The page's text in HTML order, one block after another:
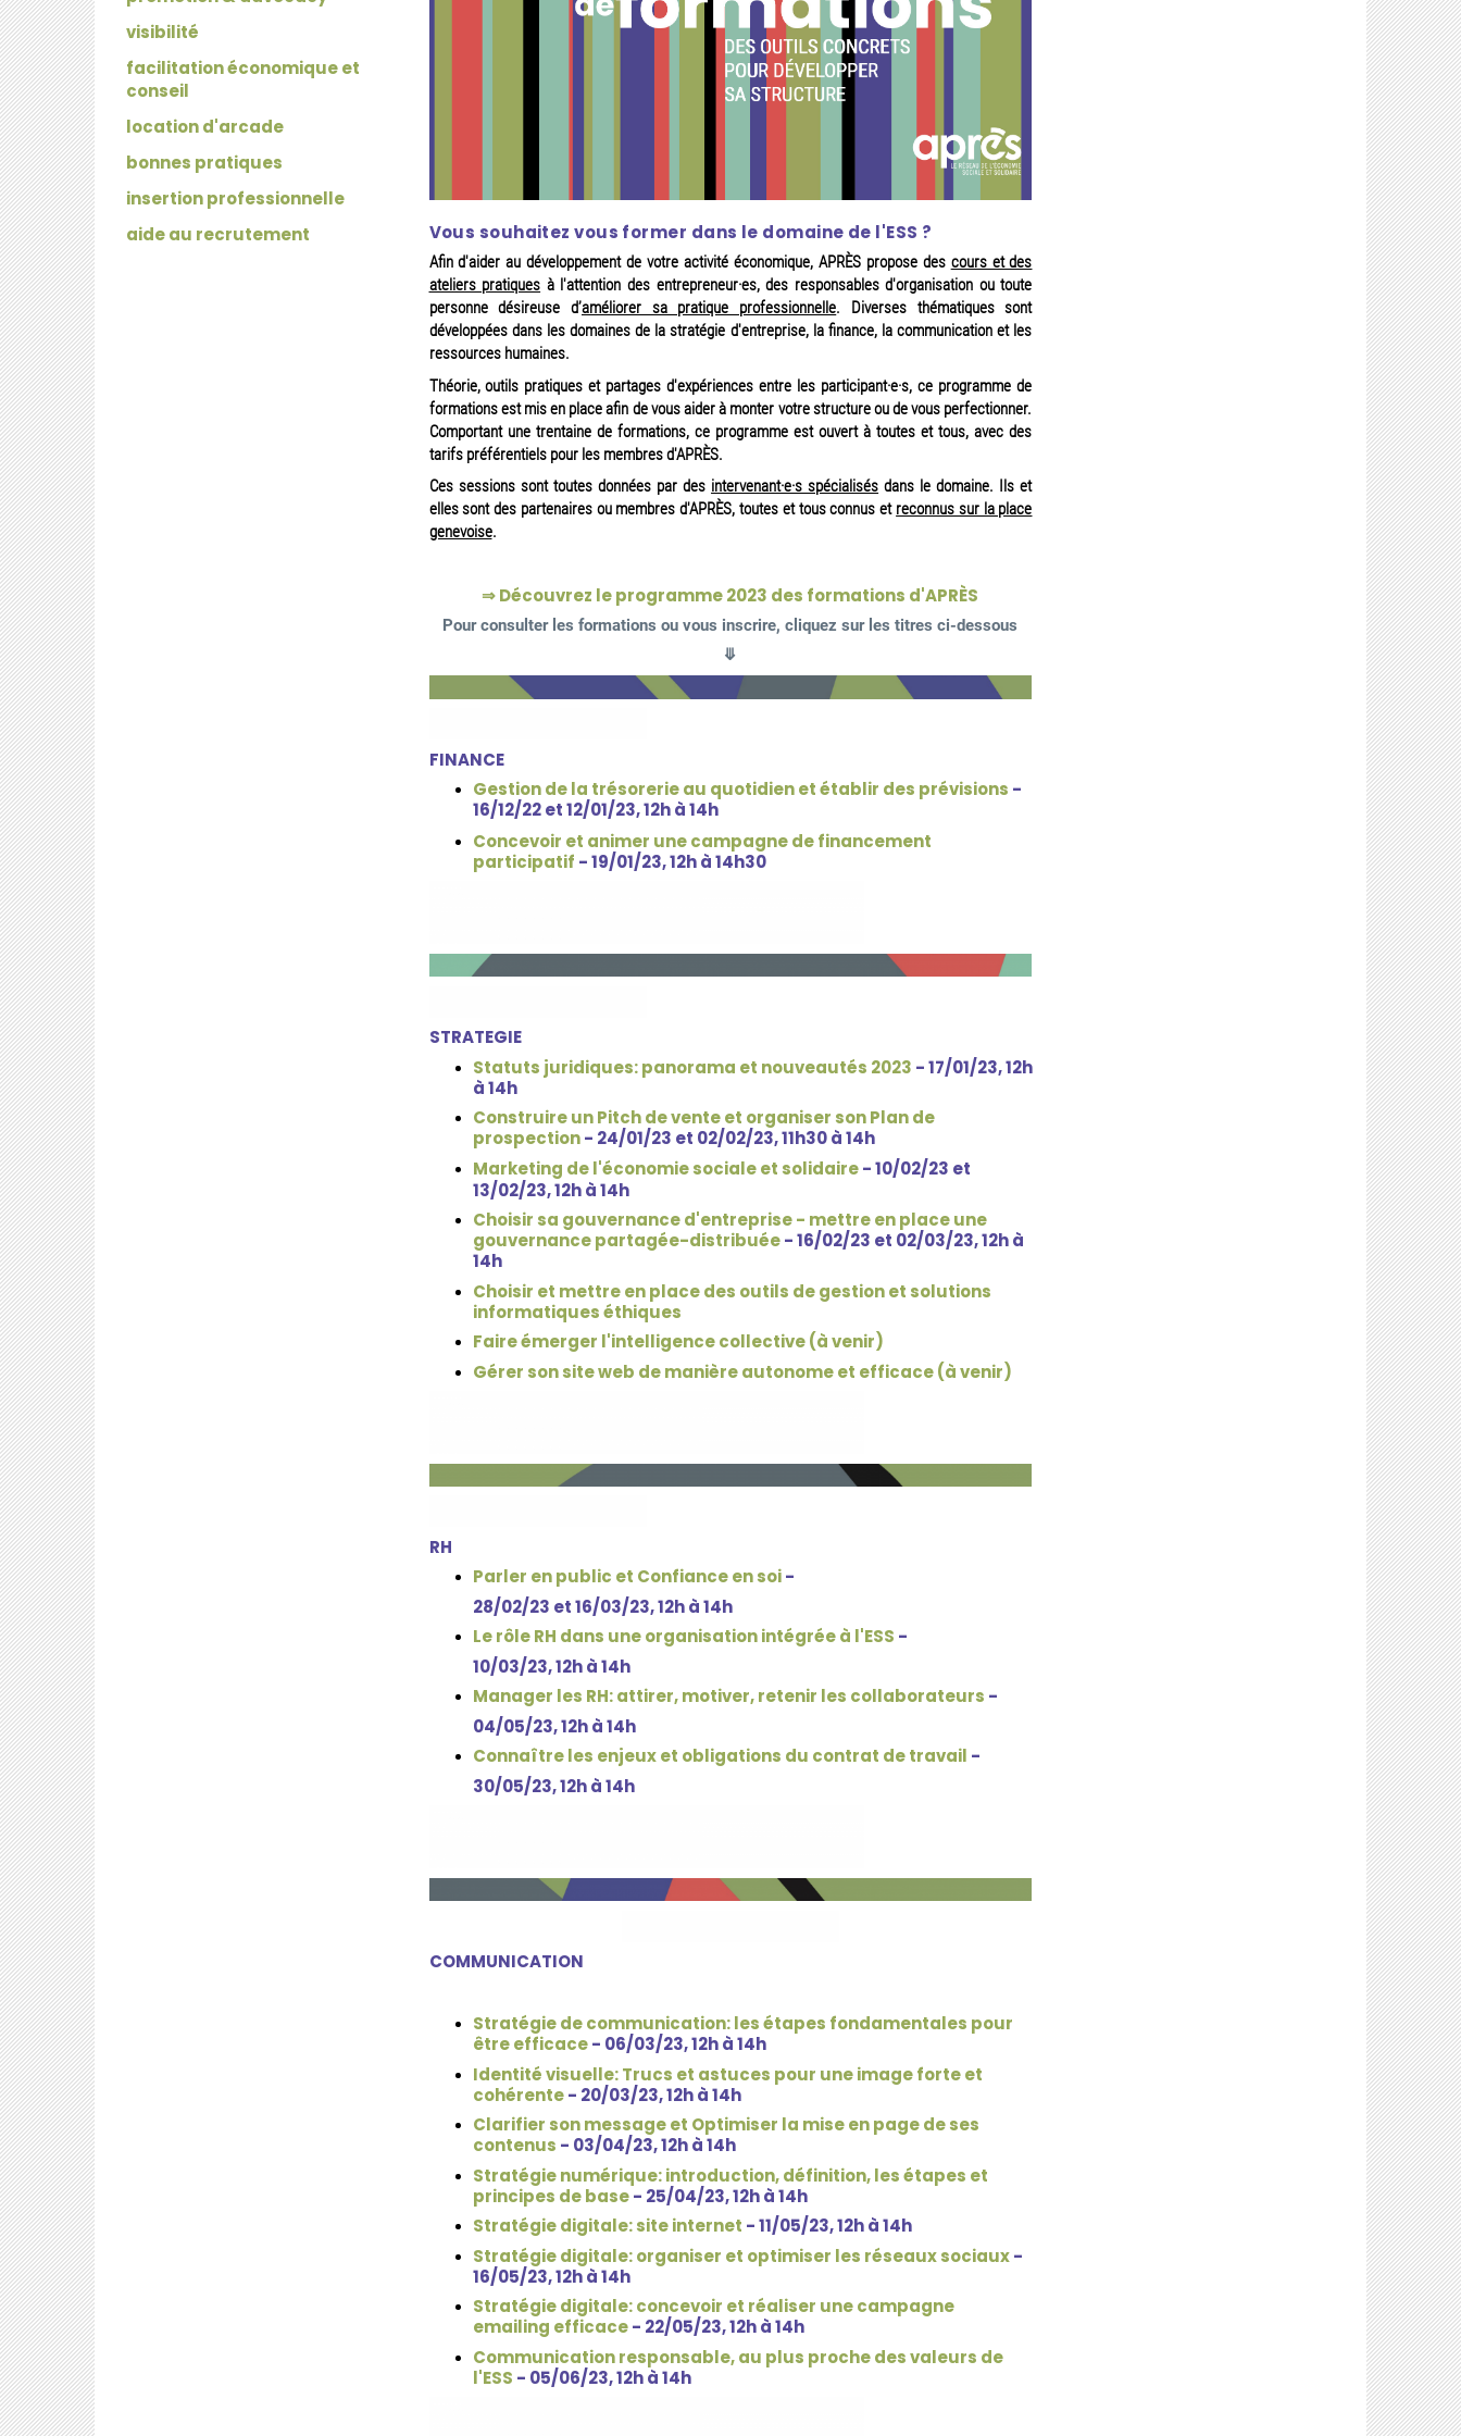
visibilité
facilitation économique et
conseil
location d'arcade
bonnes pratiques
insertion professionnelle
aide au recrutement
Vous souhaitez vous former dans le domaine de l'ESS ?
Afin d'aider au développement de votre activité économique, APRÈS propose des cours et des
ateliers pratiques à l'attention des entrepreneur·es, des responsables d'organisation ou toute
personne désireuse d’améliorer sa pratique professionnelle. Diverses thématiques sont
développées dans les domaines de la stratégie d'entreprise, la finance, la communication et les
ressources humaines.
Théorie, outils pratiques et partages d'expériences entre les participant·e·s, ce programme de
formations est mis en place afin de vous aider à monter votre structure ou de vous perfectionner.
Comportant une trentaine de formations, ce programme est ouvert à toutes et tous, avec des
tarifs préférentiels pour les membres d'APRÈS.
Ces sessions sont toutes données par des intervenant·e·s spécialisés dans le domaine. Ils et
elles sont des partenaires ou membres d'APRÈS, toutes et tous connus et reconnus sur la place
genevoise.
⇒Découvrez le programme 2023 des formations d'APRÈS
Pour consulter les formations ou vous inscrire, cliquez sur les titres ci-dessous
⤋
FINANCE
Gestion de la trésorerie au quotidien et établir des prévisions -
16/12/22 et 12/01/23, 12h à 14h
Concevoir et animer une campagne de financement
participatif - 19/01/23, 12h à 14h30
STRATEGIE
Statuts juridiques: panorama et nouveautés 2023 - 17/01/23, 12h
à 14h
Construire un Pitch de vente et organiser son Plan de
prospection- 24/01/23 et 02/02/23, 11h30 à 14h
Marketing de l'économie sociale et solidaire- 10/02/23 et
13/02/23, 12h à 14h
Choisir sa gouvernance d'entreprise - mettre en place une
gouvernance partagée-distribuée- 16/02/23 et 02/03/23, 12h à
14h
Choisir et mettre en place des outils de gestion et solutions
informatiques éthiques
Faire émerger l'intelligence collective (à venir)
Gérer son site web de manière autonome et efficace (à venir)
RH
Parler en public et Confiance en soi-
28/02/23 et 16/03/23, 12h à 14h
Le rôle RH dans une organisation intégrée à l'ESS -
10/03/23, 12h à 14h
Manager les RH: attirer, motiver, retenir les collaborateurs -
04/05/23, 12h à 14h
Connaître les enjeux et obligations du contrat de travail -
30/05/23, 12h à 14h
COMMUNICATION
Stratégie de communication: les étapes fondamentales pour
être efficace- 06/03/23, 12h à 14h
Identité visuelle: Trucs et astuces pour une image forte et
cohérente- 20/03/23, 12h à 14h
Clarifier son message et Optimiser la mise en page de ses
contenus - 03/04/23, 12h à 14h
Stratégie numérique: introduction, définition, les étapes et
principes de base- 25/04/23, 12h à 14h
Stratégie digitale: site internet - 11/05/23, 12h à 14h
Stratégie digitale: organiser et optimiser les réseaux sociaux-
16/05/23, 12h à 14h
Stratégie digitale: concevoir et réaliser une campagne
emailing efficace- 22/05/23, 12h à 14h
Communication responsable, au plus proche des valeurs de
l'ESS - 05/06/23, 12h à 14h